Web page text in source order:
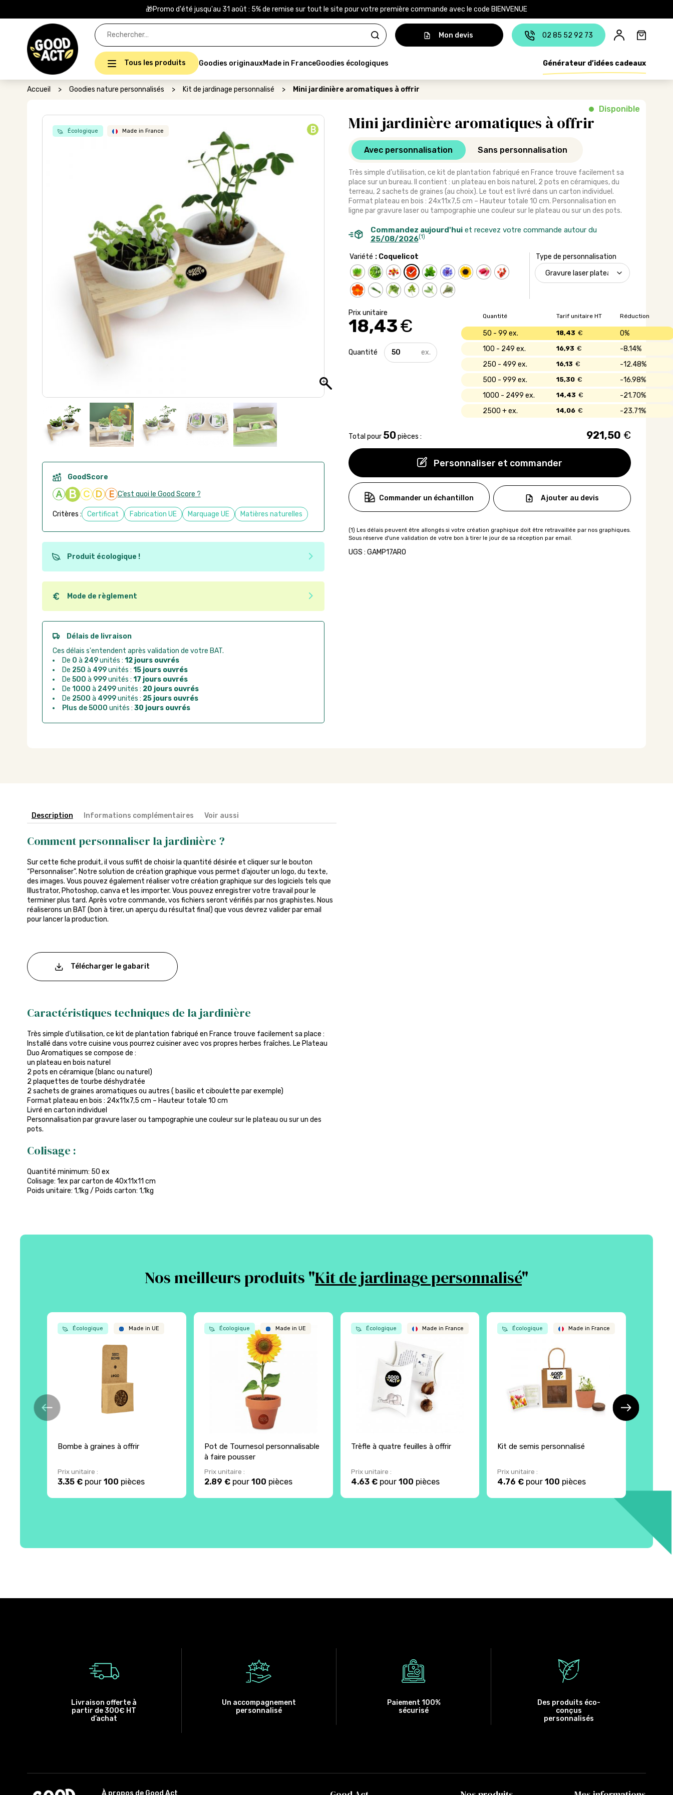
🎁Promo d'été jusqu'au 31 août : 5% de remise sur tout le site pour votre première commande avec le code BIENVENUE
Rechercher :
Mon devis
02 85 52 92 73
Tous les produits Goodies originauxMade in FranceGoodies écologiques Générateur d’idées cadeaux
Accueil > Goodies nature personnalisés > Kit de jardinage personnalisé > Mini jardinière aromatiques à offrir
Écologique Made in France B Mini jardinière aromatiques à offrir
Disponible
Avec personnalisation Sans personnalisation
Très simple d’utilisation, ce kit de plantation fabriqué en France trouve facilement sa
place sur un bureau. Il contient : un plateau en bois naturel, 2 pots en céramiques, du
terreau, 2 sachets de graines (au choix). Le tout est livré dans un carton individuel.
Format plateau en bois : 24x11x7,5 cm – Hauteur totale 10 cm. Personnalisation en
ligne par gravure laser ou tampographie une couleur sur le plateau ou sur un des pots.
Commandez aujourd'huiet recevez votre commande autour du
25/08/2026(1)
Variété : Coquelicot Type de personnalisation
18,43€
Personnaliser et commander
quantité
de
Quantité Réduction
Tarif unitaire HT
50 - 99 0%
18,43 €
100 - 249 8.14%
16,93 €
250 - 499 12.48%
16,13 €
500 - 999 16.98%
15,30 €
1000 - 2499 21.70%
14,43 €
2500 + 23.71%
14,06 €
Total pour 50 pièces : 921,50 €
Commander un échantillon Ajouter au devis
UGS : GAMP17ARO
GoodScore
A B C D E C’est quoi le Good Score ?
Critères : Certificat Fabrication UE Marquage UE Matières naturelles
Produit écologique !
Ce produit est éco-conçu, il a été fabriqué à partir de matériaux recyclés ou
recyclables. Ces produits peuvent plus facilement obtenir une seconde vie après
utilisation. L'origine de fabrication du produit n'entre pas dans les critères d'éco-
Mode de règlement
Quel que soit le mode de règlement, vous pouvez passer commande en ligne sur
Good Act.
Paiement CB :paiement sécurisé par carte bancaire
Virement bancaire :
règlement sur facture après la commande
Chorus Pro :règlement par mandat administratif après la commande
Délais de livraison
Ces délais s'entendent après validation de votre BAT.
De 0 à 249unités : 12 jours ouvrés
De 250 à 499unités : 15 jours ouvrés
De 500 à 999unités : 17 jours ouvrés
De 1000 à 2499unités : 20 jours ouvrés
De 2500 à 4999unités : 25 jours ouvrés
Plus de 5000 unités : 30 jours ouvrés
Description Informations complémentaires Voir aussi
Comment personnaliser la jardinière ?
Sur cette fiche produit, il vous suffit de choisir la quantité désirée et cliquer sur le bouton
“Personnaliser”. Notre solution de création graphique vous permet d’ajouter un logo, du texte,
des images. Vous pouvez également réaliser votre création graphique sur des logiciels tels que
Illustrator, Photoshop, canva et les importer. Vous pouvez enregistrer votre travail pour le
terminer plus tard. Après votre commande, vos fichiers seront vérifiés par nos graphistes. Nous
réaliserons un BAT (bon à tirer, un aperçu du résultat final) que vous devrez valider par email
pour lancer la production.
Télécharger le gabarit
Caractéristiques techniques de la jardinière
Très simple d’utilisation, ce kit de plantation fabriqué en France trouve facilement sa place :
Installé dans votre cuisine vous pourrez cuisiner avec vos propres herbes fraîches. Le Plateau
Duo Aromatiques se compose de :
un plateau en bois naturel
2 pots en céramique (blanc ou naturel)
2 plaquettes de tourbe déshydratée
2 sachets de graines aromatiques ou autres ( basilic et ciboulette par exemple)
Format plateau en bois : 24x11x7,5 cm – Hauteur totale 10 cm
Livré en carton individuel
Personnalisation par gravure laser ou tampographie une couleur sur le plateau ou sur un des
pots.
Colisage :
Quantité minimum: 50 ex
Colisage: 1ex par carton de 40x11x11 cm
Poids unitaire: 1,1kg / Poids carton: 1,1kg
Nos meilleurs produits "Kit de jardinage personnalisé"
Écologique Made in UE
Bombe à graines à offrir
Prix unitaire :
3.35 € pour100 pièces
Écologique Made in UE
Pot de Tournesol personnalisable
à faire pousser
Prix unitaire :
2.89 €pour 100 pièces
Écologique Made in France
Trèfle à quatre feuilles à offrir
Prix unitaire :
4.63 €pour 100 pièces
Écologique Made in France
Kit de semis personnalisé
Prix unitaire :
4.76 € pour100 pièces
Livraison offerte à
partir de 300€ HT
d’achat
Un accompagnement
personnalisé
Paiement 100%
sécurisé
Des produits éco-
conçus
personnalisés
À propos de Good Act